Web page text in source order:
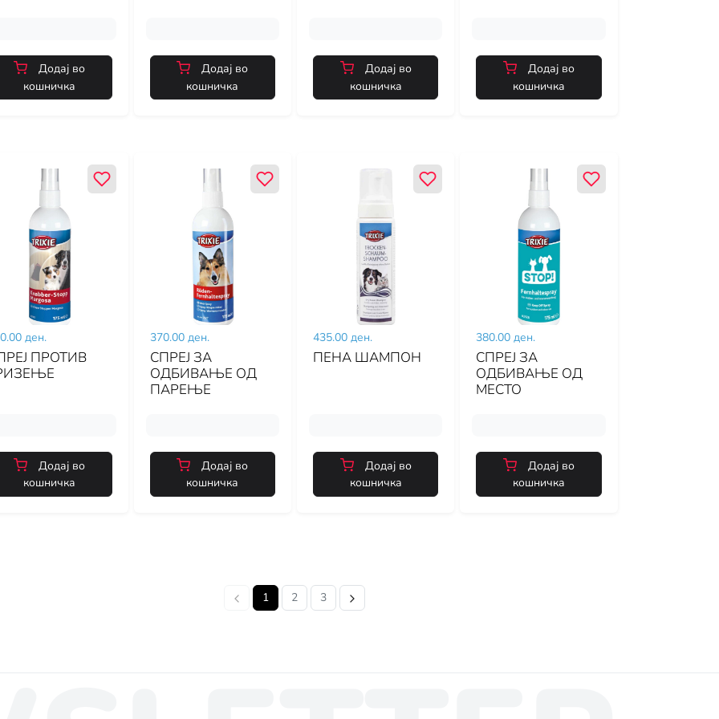
Додај во
кошничка
Додај во
кошничка
Додај во
кошничка
Додај во
кошничка
ден.
ПРОТИВ
Додај во
кошничка
370.00 ден.
СПРЕЈ ЗА
ОДБИВАЊЕ ОД
ПАРЕЊЕ
Додај во
кошничка
435.00 ден.
ПЕНА ШАМПОН
Додај во
кошничка
380.00 ден.
СПРЕЈ ЗА
ОДБИВАЊЕ ОД
МЕСТО
Додај во
кошничка
1 2 3